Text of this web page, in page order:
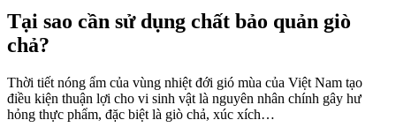
Tại sao cần sử dụng chất bảo quản giò
chả?
Thời tiết nóng ẩm của vùng nhiệt đới gió mùa của Việt Nam tạo
điều kiện thuận lợi cho vi sinh vật là nguyên nhân chính gây hư
hỏng thực phẩm, đặc biệt là giò chả, xúc xích…